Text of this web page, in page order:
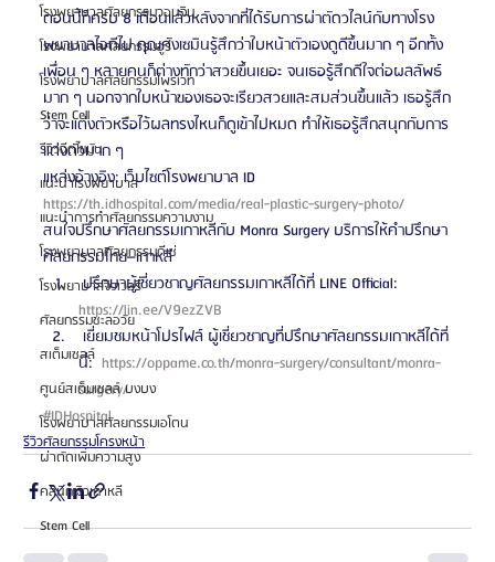
โรงพยาบาลศัลยกรรมวอนจิน
โรงพยาบาลศัลยกรรมอูรี
โรงพยาบาลศัลยกรรมไพรเวท
Stem Cell
รีวิวฉีดไขมัน
แนะนำโรงพยาบาล
แนะนำการทำศัลยกรรมความงาม
โรงพยาบาลศัลยกรรมดีเซ่
โรงพยาบาลจิวเวลรี่
ศัลยกรรมชะลอวัย
สเต็มเซลล์
ศูนย์สเต็มเซลล์ บงบง
โรงพยาบาลศัลยกรรมเอโตน
ผ่าตัดเพิ่มความสูง
คลินิกผิวเกาหลี
Stem Cell
ตอนนี้ก็ครบ 8 เดือนแล้วหลังจากที่ได้รับการผ่าตัดวไลน์กับทางโรง
พยาบาลไอดีไป คุณคังเซมินรู้สึกว่าใบหน้าตัวเองดูดีขึ้นมาก ๆ อีกทั้ง
เพื่อน ๆ หลายคนก็ต่างทักว่าสวยขึ้นเยอะ จนเธอรู้สึกดีใจต่อผลลัพธ์
มาก ๆ นอกจากใบหน้าของเธอจะเรียวสวยและสมส่วนขึ้นแล้ว เธอรู้สึก
ว่าจะแต่งตัวหรือไว้ผลทรงไหนก็ดูเข้าไปหมด ทำให้เธอรู้สึกสนุกกับการ
แต่งตัวมาก ๆ
แหล่งอ้างอิง: เว็บไซต์โรงพยาบาล ID
https://th.idhospital.com/media/real-plastic-surgery-photo/
สนใจปรึกษาศัลยกรรมเกาหลีกับ Monra Surgery บริการให้คำปรึกษา
ศัลยกรรมไทย–เกาหลี
ปรึกษาผู้เชี่ยวชาญศัลยกรรมเกาหลีได้ที่ LINE Official:
https://lin.ee/V9ezZVB
นี่: https://oppame.co.th/monra-surgery/consultant/monra-
surgery/
#IDHospital
รีวิวศัลยกรรมโครงหน้า